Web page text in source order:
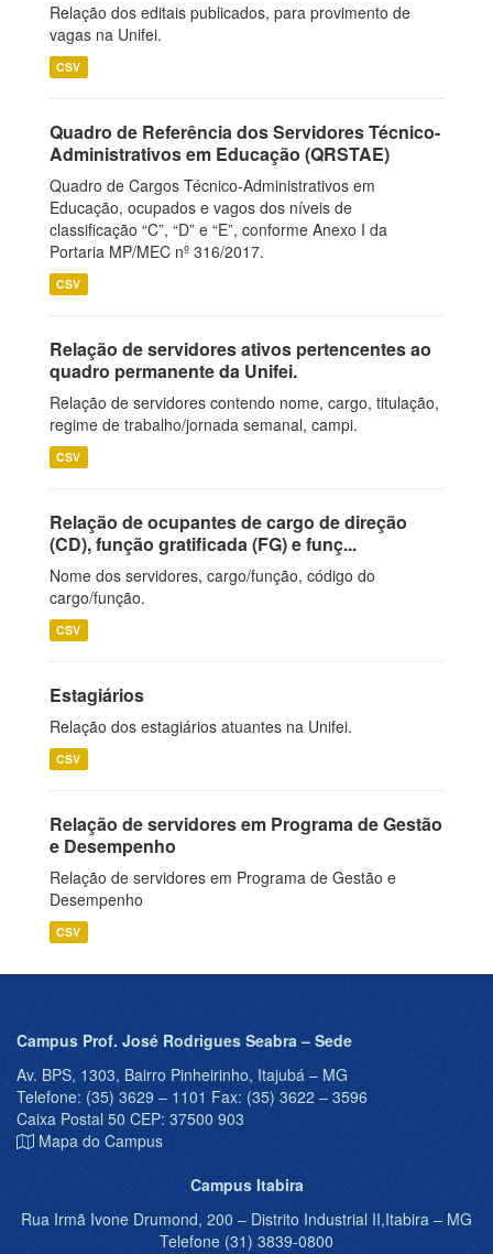
Relação dos editais publicados, para provimento de
vagas na Unifei.
CSV
Quadro de Referência dos Servidores Técnico-
Administrativos em Educação (QRSTAE)
Quadro de Cargos Técnico-Administrativos em
Educação, ocupados e vagos dos níveis de
classificação “C”, “D” e “E”, conforme Anexo I da
Portaria MP/MEC nº 316/2017.
CSV
Relação de servidores ativos pertencentes ao
quadro permanente da Unifei.
Relação de servidores contendo nome, cargo, titulação,
regime de trabalho/jornada semanal, campi.
CSV
Relação de ocupantes de cargo de direção
(CD), função gratificada (FG) e funç...
Nome dos servidores, cargo/função, código do
cargo/função.
CSV
Estagiários
Relação dos estagiários atuantes na Unifei.
CSV
Relação de servidores em Programa de Gestão
e Desempenho
Relação de servidores em Programa de Gestão e
Desempenho
CSV
Campus Prof. José Rodrigues Seabra – Sede
Av. BPS, 1303, Bairro Pinheirinho, Itajubá – MG
Telefone: (35) 3629 – 1101 Fax: (35) 3622 – 3596
Caixa Postal 50 CEP: 37500 903
Mapa do Campus
Campus Itabira
Rua Irmã Ivone Drumond, 200 – Distrito Industrial II,Itabira – MG
Telefone (31) 3839-0800